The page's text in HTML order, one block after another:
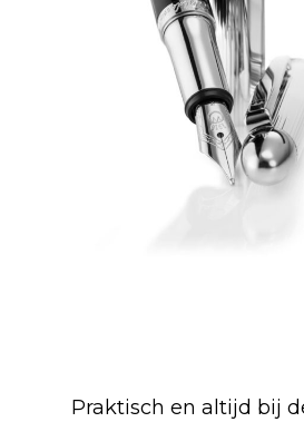
Praktisch en altijd bij